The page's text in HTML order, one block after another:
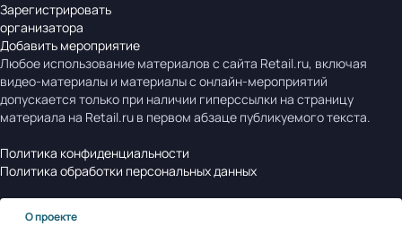
Зарегистрировать
организатора
Добавить мероприятие
Любое использование материалов с сайта Retail.ru, включая
видео-материалы и материалы с онлайн-мероприятий
допускается только при наличии гиперссылки на страницу
материала на Retail.ru в первом абзаце публикуемого текста.
Политика конфиденциальности
Политика обработки персональных данных
О проекте